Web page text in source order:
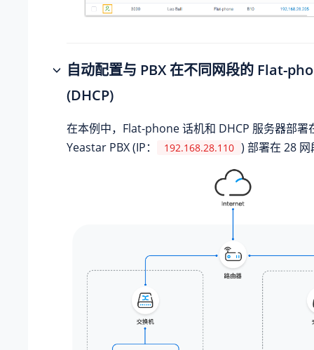
自动配置与 PBX 在不同网段的 Flat-
(DHCP)
在本例中，Flat-phone 话机和 DHCP 服务器部署
Yeastar PBX (IP：
192.168.28.110 ) 部署在 28 网